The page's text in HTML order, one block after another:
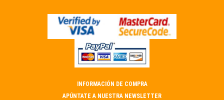
INFORMACIÓN DE COMPRA
APÚNTATE A NUESTRA NEWSLETTER